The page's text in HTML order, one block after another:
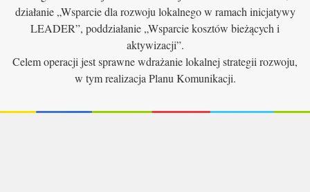
działanie „Wsparcie dla rozwoju lokalnego w ramach inicjatywy
LEADER”, poddziałanie „Wsparcie kosztów bieżących i
aktywizacji”.
Celem operacji jest sprawne wdrażanie lokalnej strategii rozwoju,
w tym realizacja Planu Komunikacji.